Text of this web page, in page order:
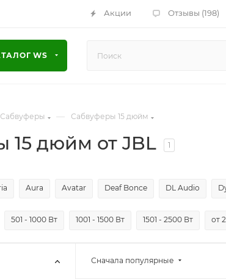
Акции Отзывы (198)
WS
Сабвуферы — Сабвуферы 15 дюйм
15 дюйм от JBL 1
Aura Avatar Deaf Bonce DL Audio
501 - 1000 Вт 1001 - 1500 Вт 1501 - 2500 Вт от
Сначала популярные